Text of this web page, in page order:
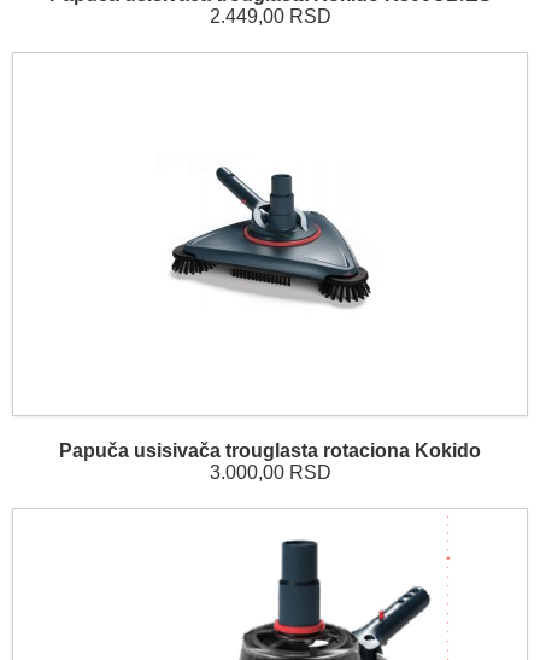
2.449,00 RSD
Papuča usisivača trouglasta rotaciona Kokido
3.000,00 RSD